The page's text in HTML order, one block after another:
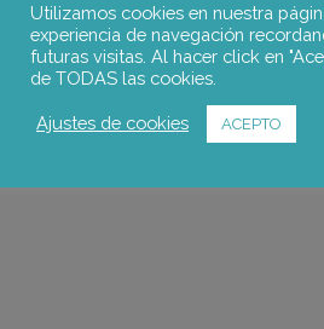
Utilizamos cookies en nuestra
experiencia de navegación
futuras visitas. Al hacer click en
de TODAS las cookies.
Ajustes de cookies ACEPTO